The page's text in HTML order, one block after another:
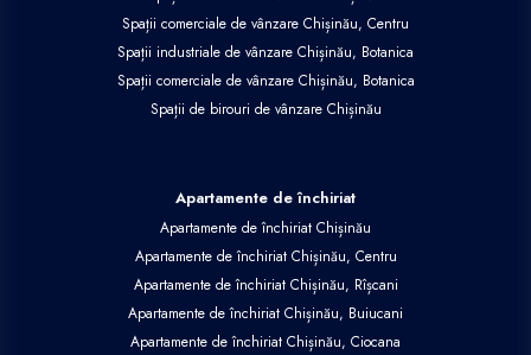
Spații comerciale de vânzare Chișinău, Centru
Spații industriale de vânzare Chișinău, Botanica
Spații comerciale de vânzare Chișinău, Botanica
Spații de birouri de vânzare Chișinău
Apartamente de închiriat
Apartamente de închiriat Chișinău
Apartamente de închiriat Chișinău, Centru
Apartamente de închiriat Chișinău, Rîșcani
Apartamente de închiriat Chișinău, Buiucani
Apartamente de închiriat Chișinău, Ciocana